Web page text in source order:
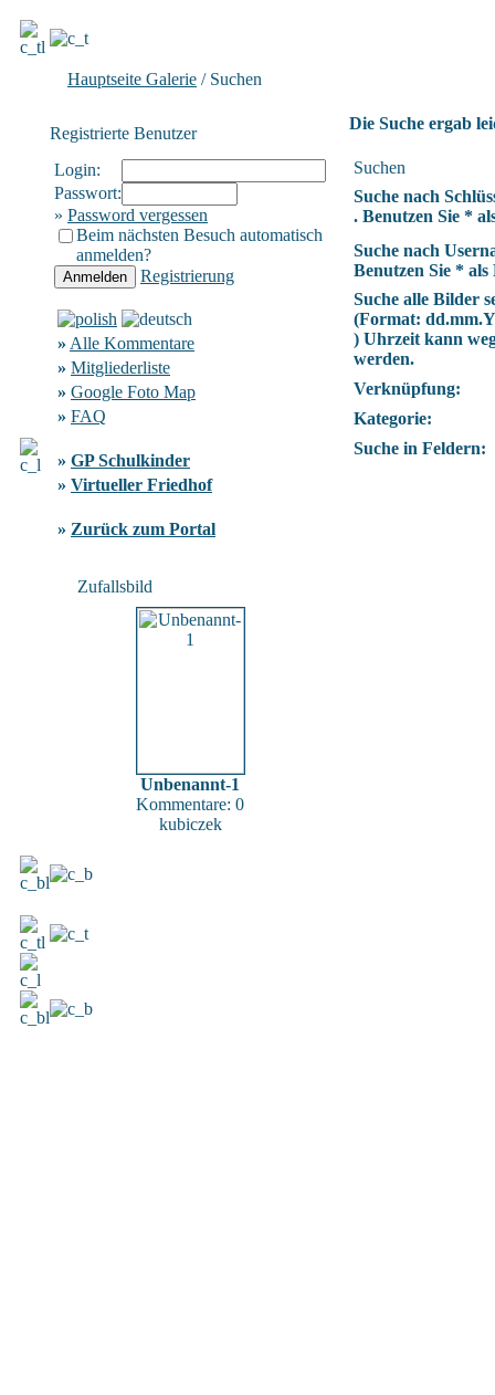
Hauptseite Galerie / Suchen
Registrierte Benutzer
Login:
Passwort:
» Password vergessen
Beim nächsten Besuch automatisch
anmelden?
Registrierung
» Alle Kommentare
» Mitgliederliste
» Google Foto Map
» FAQ
» GP Schulkinder
» Virtueller Friedhof
» Zurück zum Portal
Zufallsbild
Unbenannt-1
Kommentare: 0
kubiczek
Die Suche ergab
Suchen
Suche nach
. Benutzen Sie *
Suche nach
Benutzen Sie * als
Suche alle Bilder
(Format:
) Uhrzeit kann
werden.
Verknüpfung:
Kategorie:
Suche in Feldern: